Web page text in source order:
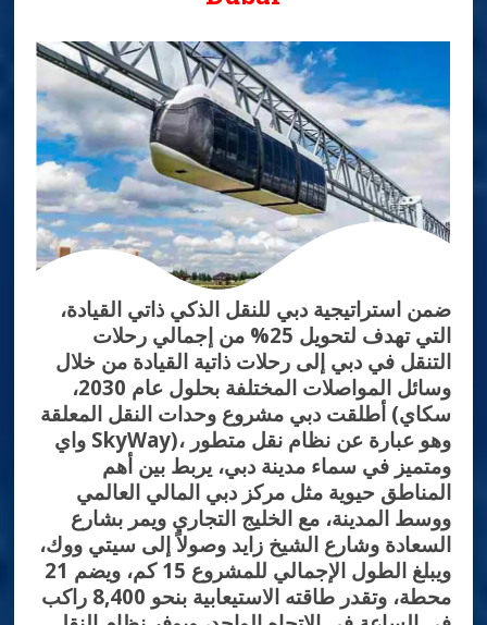
ضمن استراتيجية دبي للنقل الذكي ذاتي القيادة،
التي تهدف لتحويل 25% من إجمالي رحلات
التنقل في دبي إلى رحلات ذاتية القيادة من خلال
وسائل المواصلات المختلفة بحلول عام 2030،
أطلقت دبي مشروع وحدات النقل المعلقة (سكاي
واي SkyWay)، وهو عبارة عن نظام نقل متطور
ومتميز في سماء مدينة دبي، يربط بين أهم
المناطق حيوية مثل مركز دبي المالي العالمي
ووسط المدينة، مع الخليج التجاري ويمر بشارع
السعادة وشارع الشيخ زايد وصولاً إلى سيتي ووك،
ويبلغ الطول الإجمالي للمشروع 15 كم، ويضم 21
محطة، وتقدر طاقته الاستيعابية بنحو 8,400 راكب